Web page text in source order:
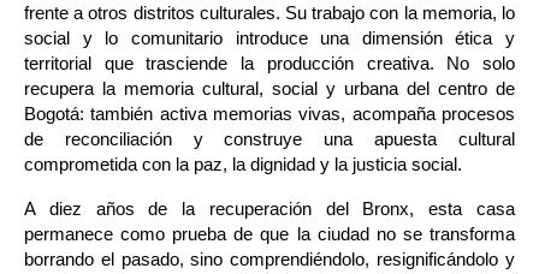
frente a otros distritos culturales. Su trabajo con la memoria, lo
social y lo comunitario introduce una dimensión ética y
territorial que trasciende la producción creativa. No solo
recupera la memoria cultural, social y urbana del centro de
Bogotá: también activa memorias vivas, acompaña procesos
de reconciliación y construye una apuesta cultural
comprometida con la paz, la dignidad y la justicia social.
A diez años de la recuperación del Bronx, esta casa
permanece como prueba de que la ciudad no se transforma
borrando el pasado, sino comprendiéndolo, resignificándolo y